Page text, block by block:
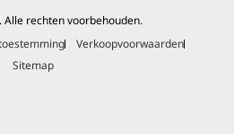
Alle rechten voorbehouden.
Verkoopvoorwaarden
Sitemap